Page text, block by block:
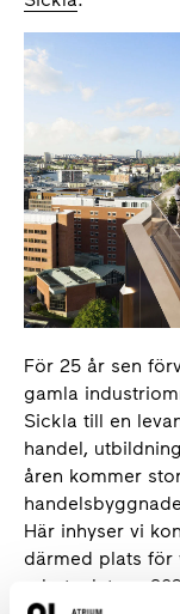
För 25 år sen
gamla
Sickla till en
handel,
åren kommer
Här inhyser vi
därmed plats för
arbetsplatser.